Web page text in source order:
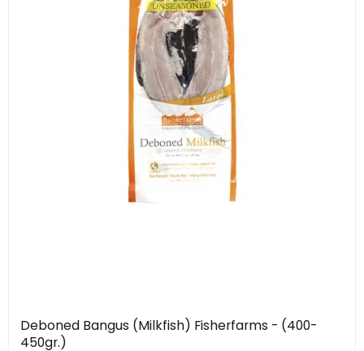
Deboned Bangus (Milkfish) Fisherfarms - (400-
450gr.)